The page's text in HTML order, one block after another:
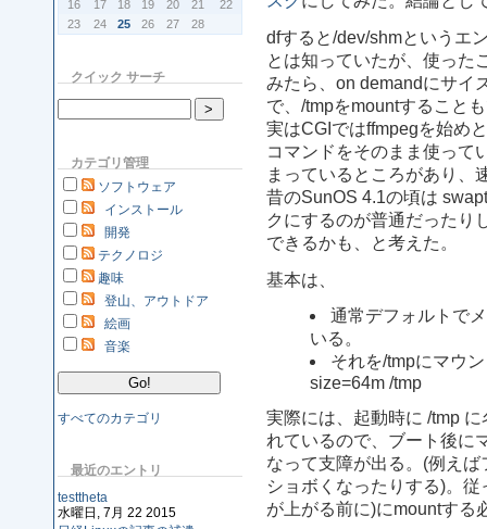
16
17 18 19 20 21
22
23
24 25 26 27 28
クイック サーチ
カテゴリ管理
ソフトウェア
インストール
開発
テクノロジ
趣味
登山、アウトドア
絵画
音楽
すべてのカテゴリ
最近のエントリ
testtheta
水曜日, 7月 22 2015
dfすると/dev/shmというエ
とは知っていたが、使った
みたら、on demandにサイ
で、/tmpをmountすること
実はCGIではffmpegを始め
コマンドをそのまま使って
まっているところがあり、
昔のSunOS 4.1の頃は
クにするのが普通だったり
できるかも、と考えた。
基本は、
通常デフォルトで
いる。
それを/tmpにマウ
size=64m /tmp
実際には、起動時に /tmp
れているので、ブート後に
なって支障が出る。(例え
ショボくなったりする)。
が上がる前に)にmountする